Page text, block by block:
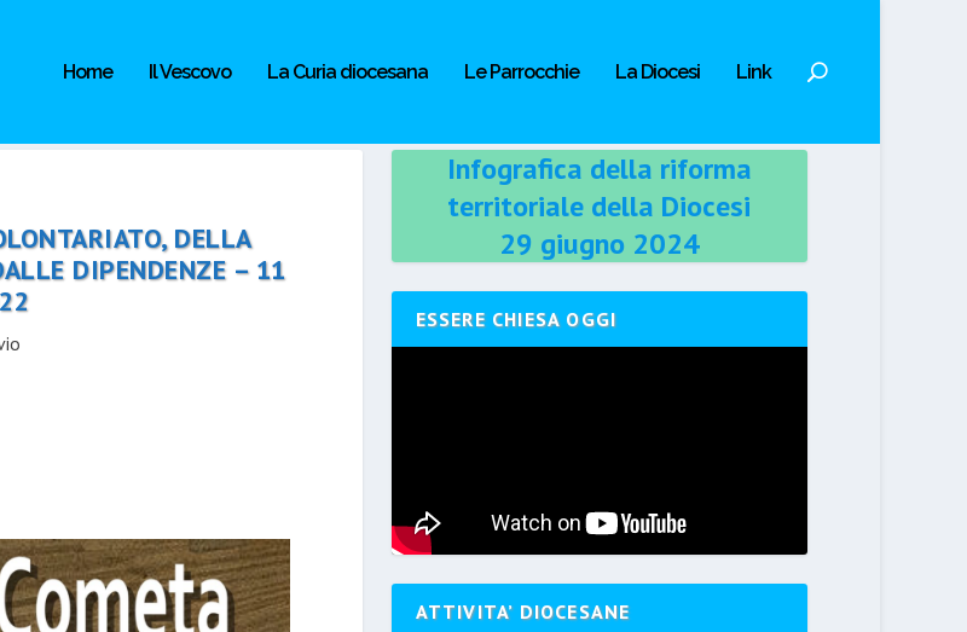
Home Il Vescovo La Curia diocesana Le Parrocchie La Diocesi Link
DELLA
DIPENDENZE – 11
Infografica della riforma
territoriale della Diocesi
29 giugno 2024
ESSERE CHIESA OGGI
ATTIVITA’ DIOCESANE